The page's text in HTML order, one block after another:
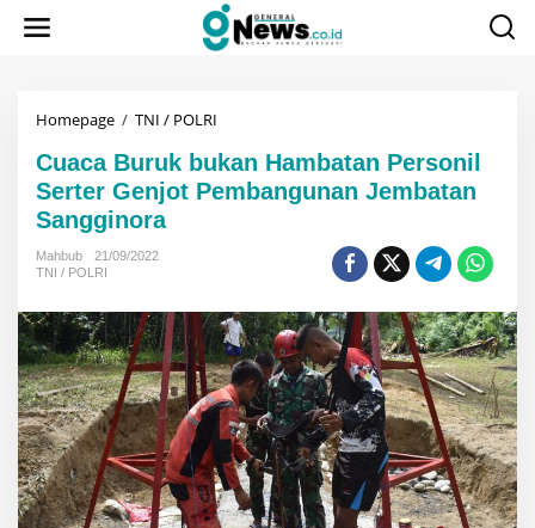
Homepage / TNI / POLRI
bukan
Hambatan
Personil
Sangginora
Cuaca Buruk bukan Hambatan Personil
Serter Genjot Pembangunan Jembatan
Sangginora
Mahbub
21/09/2022
TNI / POLRI